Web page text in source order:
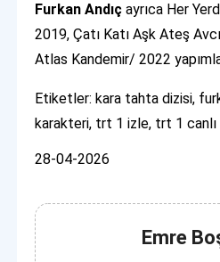
Furkan Andıç ayrıca Her
2019, Çatı Katı Aşk Ateş
Atlas Kandemir/ 2022
Etiketler: kara tahta dizisi,
karakteri, trt 1 izle, trt 1 canlı
28-04-2026
Emre